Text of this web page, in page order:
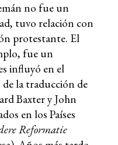
no fue un
tuvo relación con
protestante. El
fue un
influyó en el
la traducción de
Baxter y John
en los Países
Reformatie